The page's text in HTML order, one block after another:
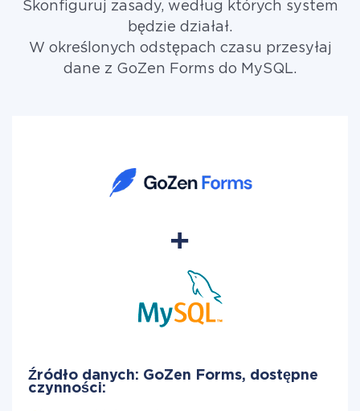
Skonfiguruj zasady, według których system
będzie działał.
W określonych odstępach czasu przesyłaj
dane z GoZen Forms do MySQL.
Źródło danych: GoZen Forms, dostępne
czynności: